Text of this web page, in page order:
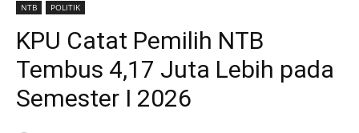
NTB POLITIK
KPU Catat Pemilih NTB
Tembus 4,17 Juta Lebih pada
Semester I 2026